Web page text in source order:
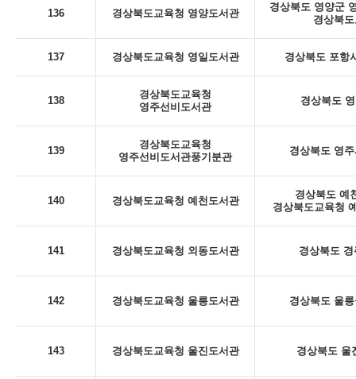
136 경상북도교육청 영양도서관
경상북도 영양군
경상북
137 경상북도교육청 영일도서관 경상북도 포항
138
경상북도교육청
영주선비도서관
경상북도
139
경상북도교육청
영주선비도서관풍기분관
경상북도 영
140 경상북도교육청 예천도서관
경상북도 예
경상북도교육청
141 경상북도교육청 외동도서관 경상북도
142 경상북도교육청 울릉도서관 경상북도 울
143 경상북도교육청 울진도서관 경상북도 울